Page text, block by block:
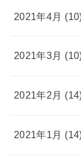
2021年4月
2021年3月
2021年2月
2021年1月